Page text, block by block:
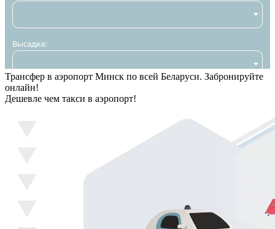
Трансфер в аэропорт Минск по всей Беларуси. Забронируйте
онлайн!
Дешевле чем такси в аэропорт!